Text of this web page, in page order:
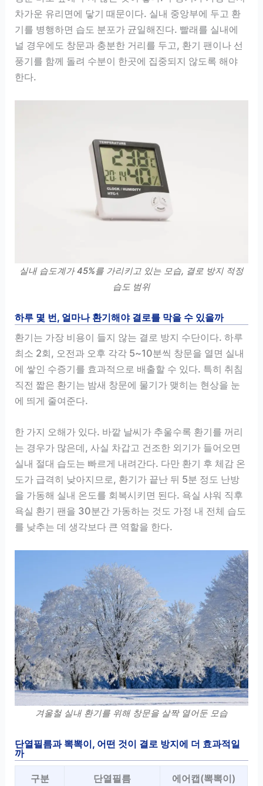
차가운 유리면에 닿기 때문이다. 실내 중앙부에 두고 환
기를 병행하면 습도 분포가 균일해진다. 빨래를 실내에
널 경우에도 창문과 충분한 거리를 두고, 환기 팬이나 선
풍기를 함께 돌려 수분이 한곳에 집중되지 않도록 해야
한다.
실내 습도계가 45%를 가리키고 있는 모습, 결로 방지 적정
습도 범위
하루 몇 번, 얼마나 환기해야 결로를 막을 수 있을까
환기는 가장 비용이 들지 않는 결로 방지 수단이다. 하루
최소 2회, 오전과 오후 각각 5~10분씩 창문을 열면 실내
에 쌓인 수증기를 효과적으로 배출할 수 있다. 특히 취침
직전 짧은 환기는 밤새 창문에 물기가 맺히는 현상을 눈
에 띄게 줄여준다.
한 가지 오해가 있다. 바깥 날씨가 추울수록 환기를 꺼리
는 경우가 많은데, 사실 차갑고 건조한 외기가 들어오면
실내 절대 습도는 빠르게 내려간다. 다만 환기 후 체감 온
도가 급격히 낮아지므로, 환기가 끝난 뒤 5분 정도 난방
을 가동해 실내 온도를 회복시키면 된다. 욕실 샤워 직후
욕실 환기 팬을 30분간 가동하는 것도 가정 내 전체 습도
를 낮추는 데 생각보다 큰 역할을 한다.
겨울철 실내 환기를 위해 창문을 살짝 열어둔 모습
단열필름과 뽁뽁이, 어떤 것이 결로 방지에 더 효과적일
까
구분 단열필름 에어캡(뽁뽁이)